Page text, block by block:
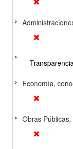
Economía,
Obras